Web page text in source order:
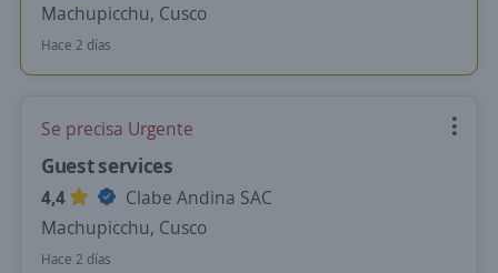
Machupicchu, Cusco
Hace 2 días
Se precisa Urgente
Guest services
4,4
Clabe Andina SAC
Machupicchu, Cusco
Hace 2 días